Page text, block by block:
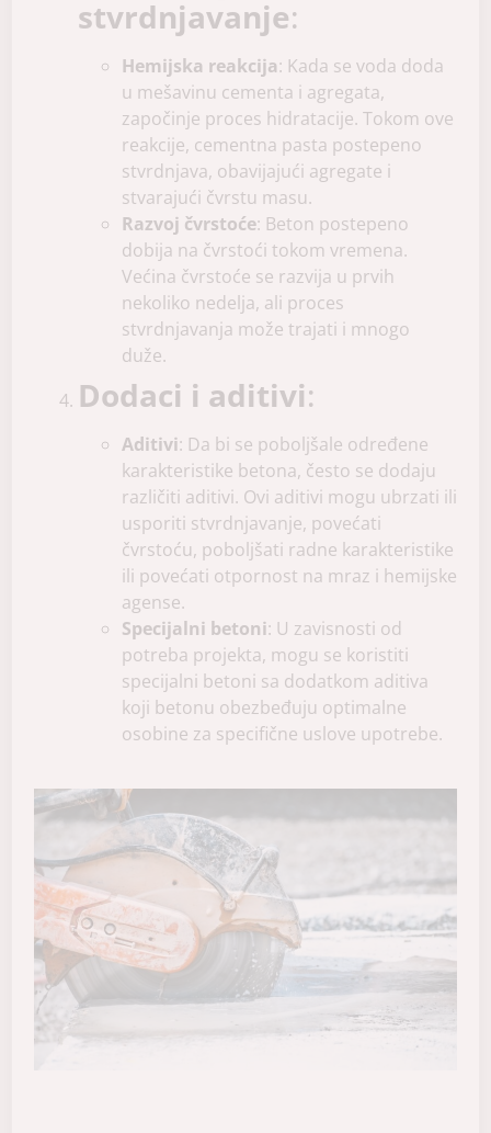
stvrdnjavanje:
Hemijska reakcija: Kada se voda doda
u mešavinu cementa i agregata,
započinje proces hidratacije. Tokom ove
reakcije, cementna pasta postepeno
stvrdnjava, obavijajući agregate i
stvarajući čvrstu masu.
Razvoj čvrstoće: Beton postepeno
dobija na čvrstoći tokom vremena.
Većina čvrstoće se razvija u prvih
nekoliko nedelja, ali proces
stvrdnjavanja može trajati i mnogo
duže.
Dodaci i aditivi:
Aditivi: Da bi se poboljšale određene
karakteristike betona, često se dodaju
različiti aditivi. Ovi aditivi mogu ubrzati ili
usporiti stvrdnjavanje, povećati
čvrstoću, poboljšati radne karakteristike
ili povećati otpornost na mraz i hemijske
agense.
Specijalni betoni: U zavisnosti od
potreba projekta, mogu se koristiti
specijalni betoni sa dodatkom aditiva
koji betonu obezbeđuju optimalne
osobine za specifične uslove upotrebe.